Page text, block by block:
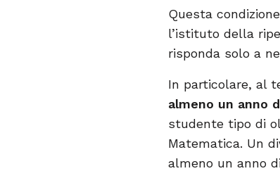
Questa
l’istituto della
risponda solo a
In particolare, al
almeno un anno
studente tipo di
Matematica. Un
almeno un anno